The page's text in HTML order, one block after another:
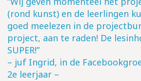
(rond kunst) en de leerlingen
goed meelezen in de
project, aan te raden! De
SUPER!”
– juf Ingrid, in de
2e leerjaar –